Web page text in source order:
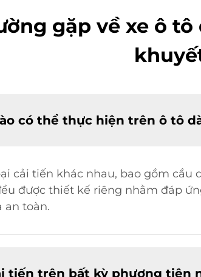
gặp về xe ô
có thể thực hiện trên ô tô
cải tiến khác nhau, bao gồm cầu
được thiết kế riêng nhằm đáp
an toàn.
tiến trên bất kỳ phương tiện